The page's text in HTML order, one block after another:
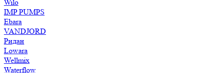
Wilo
IMP PUMPS
Ebara
VANDJORD
Ридан
Lowara
Wellmix
Waterflow